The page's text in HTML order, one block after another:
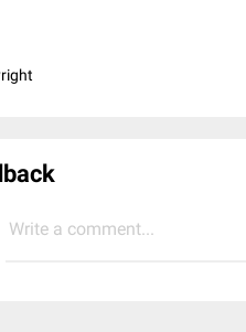
Write a comment...